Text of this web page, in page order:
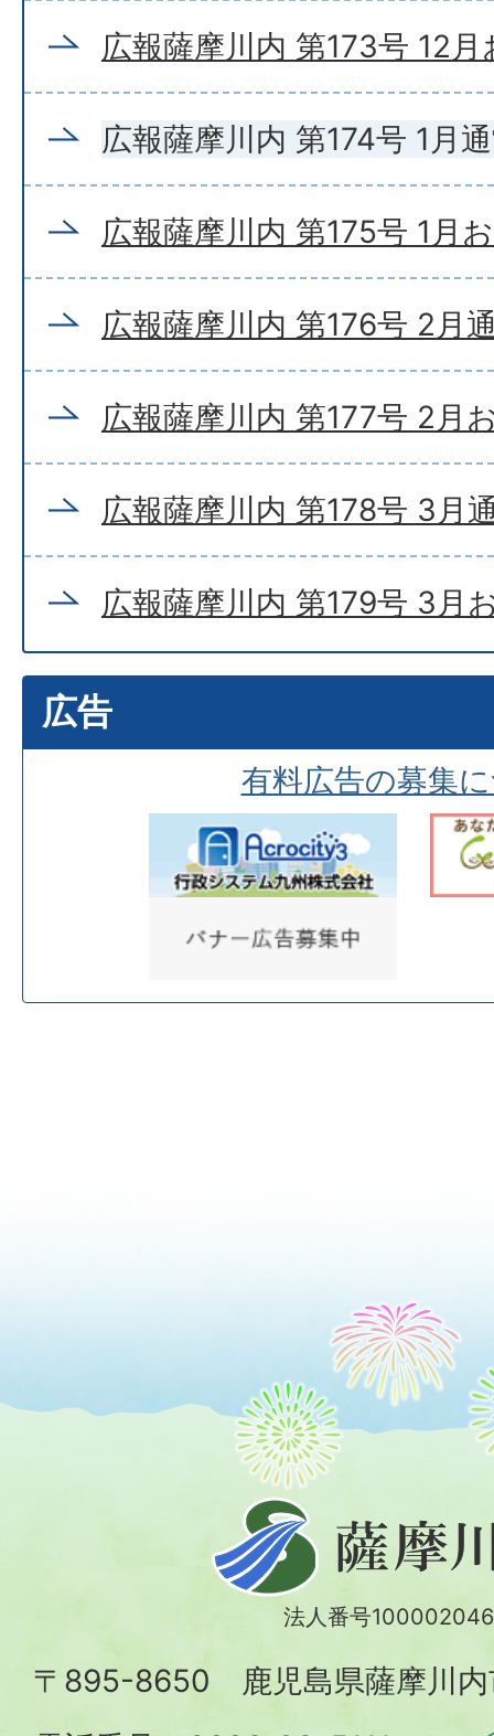
広報薩摩川内 第173号 12
広報薩摩川内 第174号 1月
広報薩摩川内 第175号 1月
広報薩摩川内 第176号 2月
広報薩摩川内 第177号 2月
広報薩摩川内 第178号 3月
広報薩摩川内 第179号 3月
広告
有料広告の募集
摩
川
法人番号
〒895-8650 鹿児島県薩摩川内